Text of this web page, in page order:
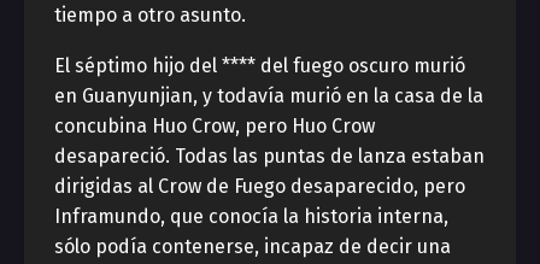
tiempo a otro asunto.
El séptimo hijo del **** del fuego oscuro murió
en Guanyunjian, y todavía murió en la casa de la
concubina Huo Crow, pero Huo Crow
desapareció. Todas las puntas de lanza estaban
dirigidas al Crow de Fuego desaparecido, pero
Inframundo, que conocía la historia interna,
sólo podía contenerse, incapaz de decir una